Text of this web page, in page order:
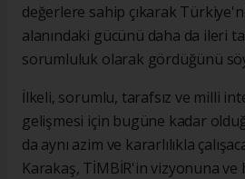
değerlere sahip çıkarak
alanındaki gücünü daha da ileri
sorumluluk olarak gördüğünü
İlkeli, sorumlu, tarafsız ve milli
gelişmesi için bugüne kadar
da aynı azim ve kararlılıkla
Karakaş, TİMBİR'in vizyonuna ve